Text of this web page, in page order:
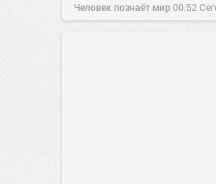
Человек познаёт мир00:52